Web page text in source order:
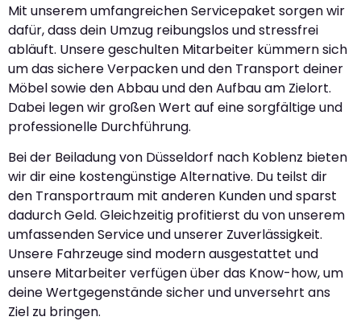
Mit unserem umfangreichen Servicepaket sorgen wir
dafür, dass dein Umzug reibungslos und stressfrei
abläuft. Unsere geschulten Mitarbeiter kümmern sich
um das sichere Verpacken und den Transport deiner
Möbel sowie den Abbau und den Aufbau am Zielort.
Dabei legen wir großen Wert auf eine sorgfältige und
professionelle Durchführung.
Bei der Beiladung von Düsseldorf nach Koblenz bieten
wir dir eine kostengünstige Alternative. Du teilst dir
den Transportraum mit anderen Kunden und sparst
dadurch Geld. Gleichzeitig profitierst du von unserem
umfassenden Service und unserer Zuverlässigkeit.
Unsere Fahrzeuge sind modern ausgestattet und
unsere Mitarbeiter verfügen über das Know-how, um
deine Wertgegenstände sicher und unversehrt ans
Ziel zu bringen.